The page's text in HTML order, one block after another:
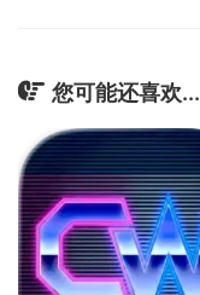
您可能还喜欢...